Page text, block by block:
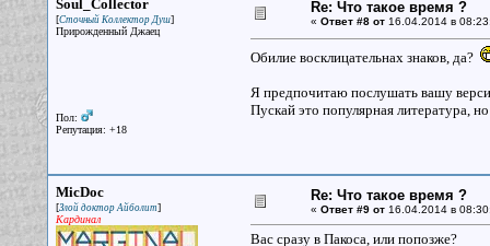
Soul_Collector
[Сточный Коллектор Душ]
Прирожденный Джаец
Пол:
Репутация: +18
Re: Что такое время ?
« Ответ #8 от16.04.2014 в
Обилие восклицательнах знаков, да?
Я предпочитаю послушать вашу
Пускай это популярная литература,
MicDoc
[Злой доктор Айболит]
Кардинал
Re: Что такое время ?
« Ответ #9 от16.04.2014 в
Вас сразу в Пакоса, или попозже?